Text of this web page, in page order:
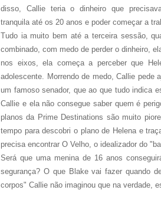
disso, Callie teria o dinheiro que
tranquila até os 20 anos e poder começar a
Tudo ia muito bem até a terceira sessão,
combinado, com medo de perder o dinheiro,
nos eixos, ela começa a perceber que
adolescente. Morrendo de medo, Callie
um famoso senador, que ao que tudo indica
Callie e ela não consegue saber quem é
planos da Prime Destinations são muito
tempo para descobri o plano de Helena e
precisa encontrar O Velho, o idealizador do
Será que uma menina de 16 anos
segurança? O que Blake vai fazer quando
corpos" Callie não imaginou que na verdade,